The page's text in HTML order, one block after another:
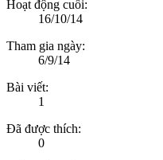
Hoạt động cuối:
16/10/14
Tham gia ngày:
6/9/14
Bài viết:
1
Đã được thích:
0